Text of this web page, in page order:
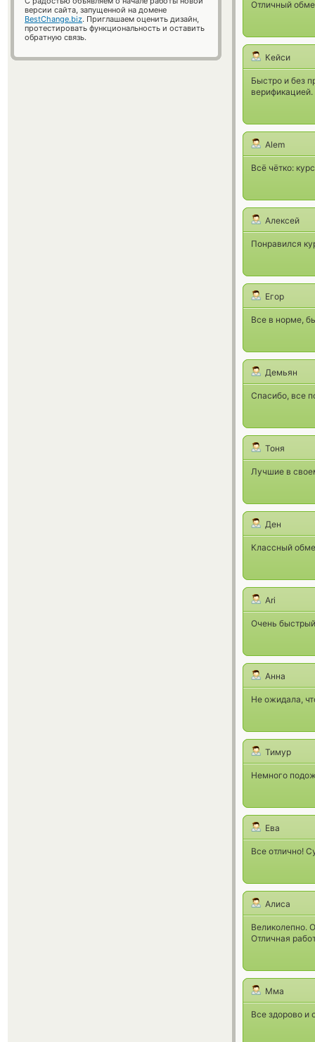
Отличный
Кейси
Быстро и без
Alem
Всё чётко:
Алексей
Понравился
Егор
Все в норме,
Демьян
Спасибо, все
Тоня
Лучшие в
Ден
Классный
Ari
Очень
Анна
Не ожидала,
Тимур
Немного
Ева
Все отлично!
Алиса
Великолепно.
Отличная
Мма
Все здорово и
версии сайта, запущенной на домене
BestChange.biz. Приглашаем оценить дизайн,
протестировать функциональность и оставить
обратную связь.